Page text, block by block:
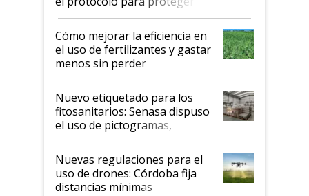
propiedad intelectual
Cómo mejorar la eficiencia en
el uso de fertilizantes y gastar
menos sin perder
productividad en la campaña
fina
Nuevo etiquetado para los
fitosanitarios: Senasa dispuso
el uso de pictogramas,
palabras de advertencia e
indicaciones
Nuevas regulaciones para el
uso de drones: Córdoba fija
distancias mínimas